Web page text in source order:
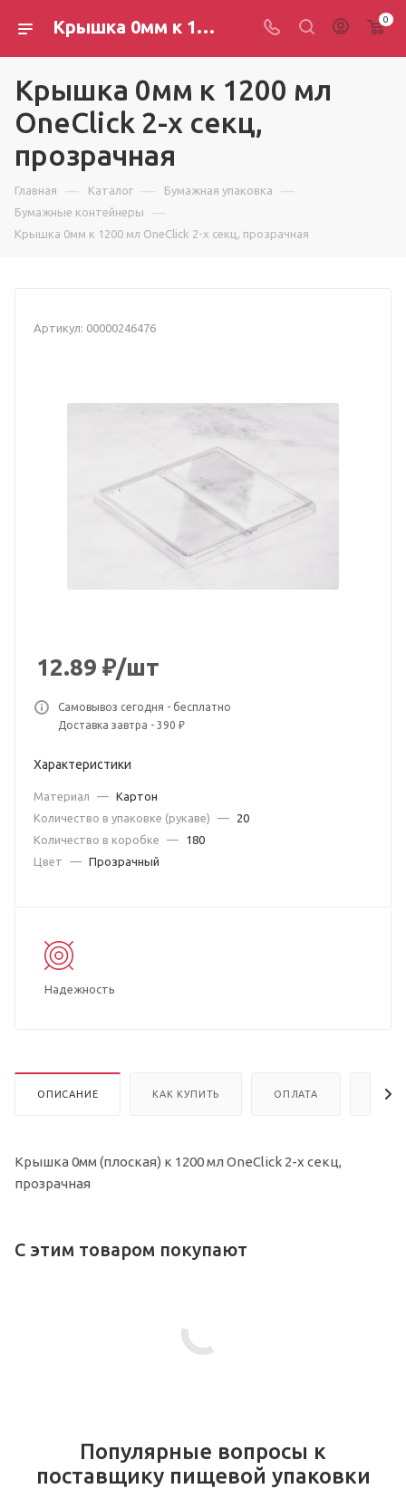
Крышка 0мм к 1200 мл OneClick 2-х секц, прозрачная — купить оптом в Новосибирске 0
Крышка 0мм к 1200 мл
OneClick 2-х секц,
прозрачная
Главная — Каталог — Бумажная упаковка —
Бумажные контейнеры —
Крышка 0мм к 1200 мл OneClick 2-х секц, прозрачная
Артикул: 00000246476
12.89 ₽/шт
Самовывоз сегодня - бесплатно
Доставка завтра - 390 ₽
Характеристики
Материал — Картон
Количество в упаковке (рукаве)
—
20
Количество в коробке
—
180
Цвет
— Прозрачный
Надежность
ОПИСАНИЕ КАК КУПИТЬ ОПЛАТА
Крышка 0мм (плоская) к 1200 мл OneClick 2-х секц,
прозрачная
С этим товаром покупают
Популярные вопросы к
поставщику пищевой упаковки